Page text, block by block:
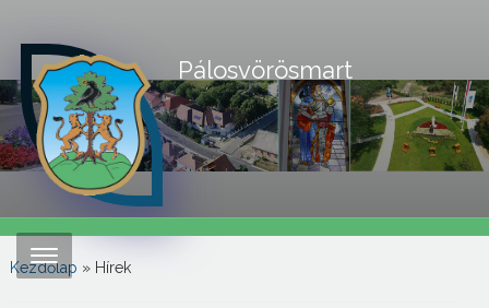
Pálosvörösmart
Kezdőlap » Hírek